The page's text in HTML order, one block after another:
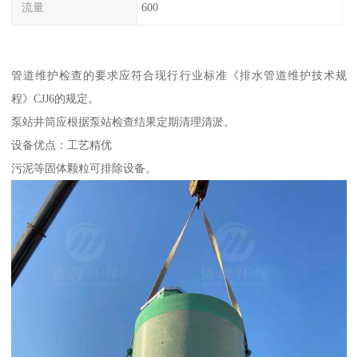
流量 600
管道维护检查的要求应符合现行行业标准《排水管道维护技术规
程》CJJ6的规定。
泵站井筒应根据泵站检查结果定期清理清淤。
设备优点：工艺精优
污泥等固体颗粒可排除设备。